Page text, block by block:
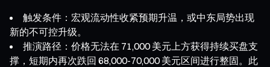
触发条件：宏观流动性收紧预期升温，或中东局势出现
新的不可控升级。
推演路径：价格无法在 71,000 美元上方获得持续买盘支
撑，短期内再次跌回 68,000-70,000 美元区间进行整固。此